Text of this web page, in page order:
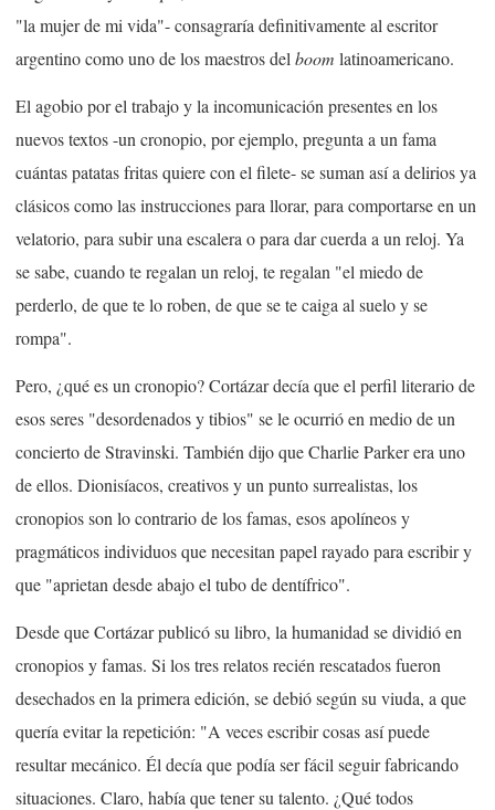
"la mujer de mi vida"- consagraría definitivamente al escritor
argentino como uno de los maestros del boom latinoamericano.
El agobio por el trabajo y la incomunicación presentes en los
nuevos textos -un cronopio, por ejemplo, pregunta a un fama
cuántas patatas fritas quiere con el filete- se suman así a delirios ya
clásicos como las instrucciones para llorar, para comportarse en un
velatorio, para subir una escalera o para dar cuerda a un reloj. Ya
se sabe, cuando te regalan un reloj, te regalan "el miedo de
perderlo, de que te lo roben, de que se te caiga al suelo y se
rompa".
Pero, ¿qué es un cronopio? Cortázar decía que el perfil literario de
esos seres "desordenados y tibios" se le ocurrió en medio de un
concierto de Stravinski. También dijo que Charlie Parker era uno
de ellos. Dionisíacos, creativos y un punto surrealistas, los
cronopios son lo contrario de los famas, esos apolíneos y
pragmáticos individuos que necesitan papel rayado para escribir y
que "aprietan desde abajo el tubo de dentífrico".
Desde que Cortázar publicó su libro, la humanidad se dividió en
cronopios y famas. Si los tres relatos recién rescatados fueron
desechados en la primera edición, se debió según su viuda, a que
quería evitar la repetición: "A veces escribir cosas así puede
resultar mecánico. Él decía que podía ser fácil seguir fabricando
situaciones. Claro, había que tener su talento. ¿Qué todos